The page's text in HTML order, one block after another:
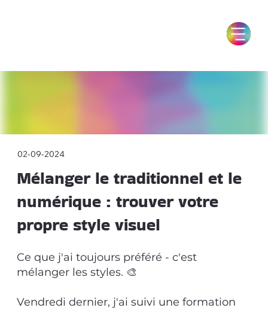
02-09-2024
Mélanger le traditionnel et le
numérique : trouver votre
propre style visuel
Ce que j'ai toujours préféré - c'est
mélanger les styles. 🎨
Vendredi dernier, j'ai suivi une formation